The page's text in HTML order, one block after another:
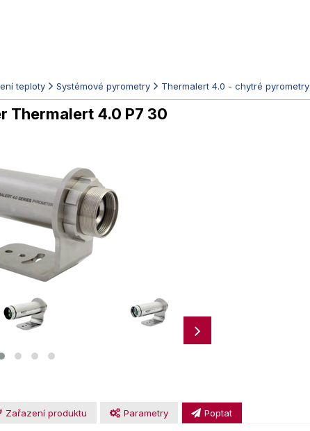
teploty Systémové pyrometry Thermalert 4.0 - chytré pyrometry
Thermalert 4.0 P7 30
Zařazení produktu Parametry Poptat